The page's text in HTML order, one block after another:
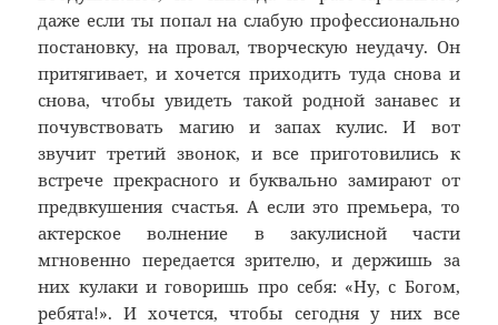
даже если ты попал на слабую профессионально
постановку, на провал, творческую неудачу. Он
притягивает, и хочется приходить туда снова и
снова, чтобы увидеть такой родной занавес и
почувствовать магию и запах кулис. И вот
звучит третий звонок, и все приготовились к
встрече прекрасного и буквально замирают от
предвкушения счастья. А если это премьера, то
актерское волнение в закулисной части
мгновенно передается зрителю, и держишь за
них кулаки и говоришь про себя: «Ну, с Богом,
ребята!». И хочется, чтобы сегодня у них все